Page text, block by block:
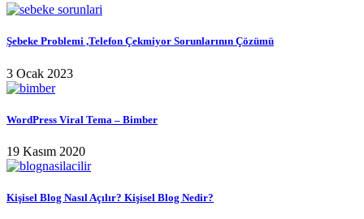
Şebeke Problemi ,Telefon Çekmiyor Sorunlarının Çözümü
3 Ocak 2023
WordPress Viral Tema – Bimber
19 Kasım 2020
Kişisel Blog Nasıl Açılır? Kişisel Blog Nedir?